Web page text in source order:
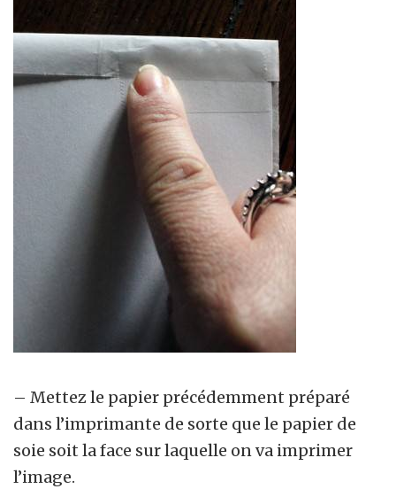
– Mettez le papier précédemment préparé
dans l’imprimante de sorte que le papier de
soie soit la face sur laquelle on va imprimer
l’image.